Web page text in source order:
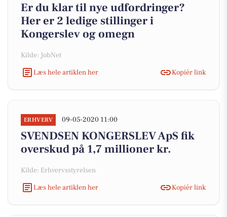
Er du klar til nye udfordringer?
Her er 2 ledige stillinger i
Kongerslev og omegn
Kilde: JobNet
Læs hele artiklen her
Kopiér link
ERHVERV 09-05-2020 11:00
SVENDSEN KONGERSLEV ApS fik
overskud på 1,7 millioner kr.
Kilde: Erhvervsstyrelsen
Læs hele artiklen her
Kopiér link